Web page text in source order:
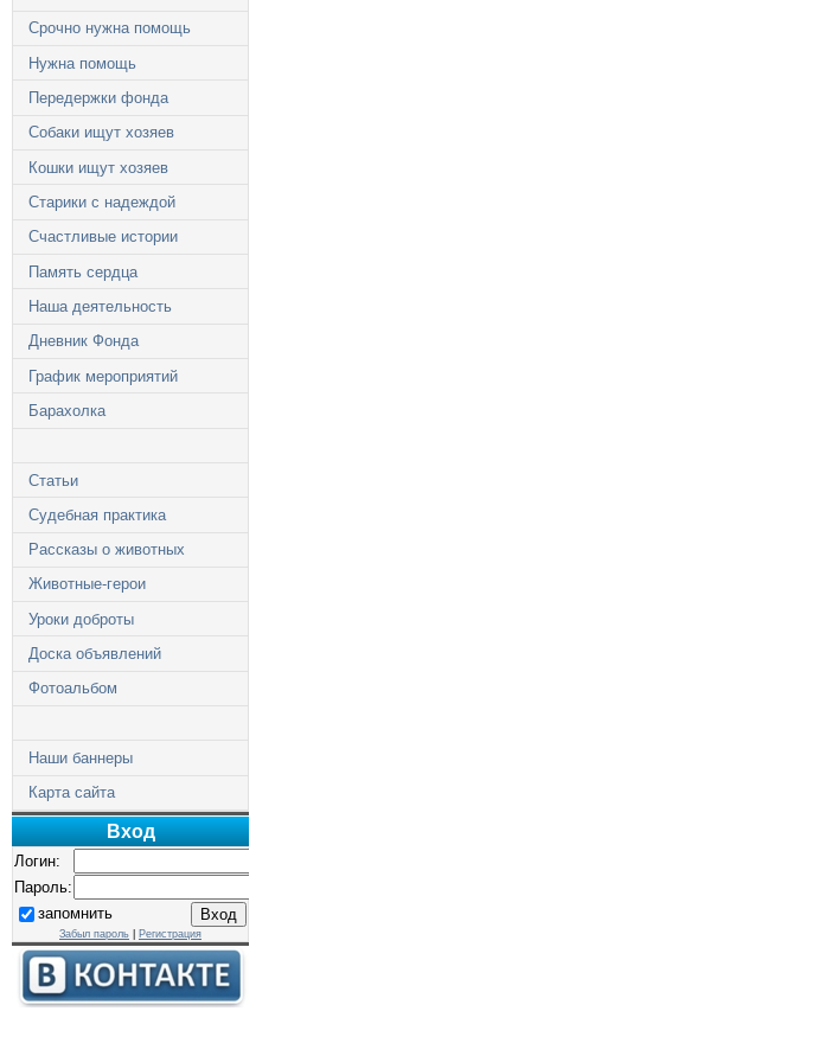
Срочно нужна помощь
Нужна помощь
Передержки фонда
Собаки ищут хозяев
Кошки ищут хозяев
Старики с надеждой
Счастливые истории
Память сердца
Наша деятельность
Дневник Фонда
График мероприятий
Барахолка
Статьи
Судебная практика
Рассказы о животных
Животные-герои
Уроки доброты
Доска объявлений
Фотоальбом
Наши баннеры
Карта сайта
Вход
Логин:
Пароль:
запомнить
Забыл пароль Регистрация